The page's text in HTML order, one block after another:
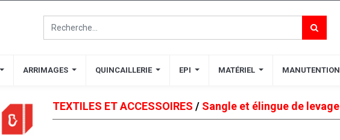
ARRIMAGES QUINCAILLERIE EPI MATÉRIEL MANUTENTION
ARRIMAGES QUINCAILLERIE EPI MATÉRIEL MANUTENTION
TEXTILES ET ACCESSOIRES / Sangle et élingue de levage